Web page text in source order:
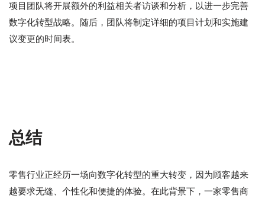
项目团队将开展额外的利益相关者访谈和分析，以进一步完善
数字化转型战略。随后，团队将制定详细的项目计划和实施建
议变更的时间表。
总结
零售行业正经历一场向数字化转型的重大转变，因为顾客越来
越要求无缝、个性化和便捷的体验。在此背景下，一家零售商